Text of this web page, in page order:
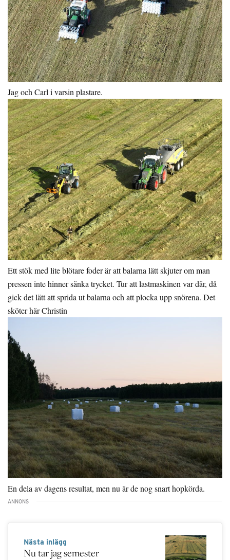
Jag och Carl i varsin plastare.
Ett stök med lite blötare foder är att balarna lätt skjuter om man
pressen inte hinner sänka trycket. Tur att lastmaskinen var där, då
gick det lätt att sprida ut balarna och att plocka upp snörena. Det
sköter här Christin
En dela av dagens resultat, men nu är de nog snart hopkörda.
Nästa inlägg
Nu tar jag semester